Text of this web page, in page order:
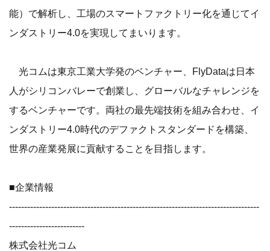
能）で解析し、工場のスマートファクトリー化を通じてイ
ンダストリー4.0を実現してまいります。
光コムは東京工業大学発のベンチャー、FlyDataは日本
人がシリコンバレーで創業し、グローバルなチャレンジを
するベンチャーです。両社の最先端技術を組み合わせ、イ
ンダストリー4.0時代のデファクトスタンダードを構築、
世界の産業発展に貢献することを目指します。
■企業情報
-----------------------------------------------------------------------------------
-------------------------
株式会社光コム